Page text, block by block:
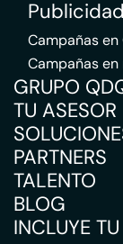
Campañas en
Campañas
GRUPO
TU ASESOR
PARTNERS
TALENTO
BLOG
INCLUYE